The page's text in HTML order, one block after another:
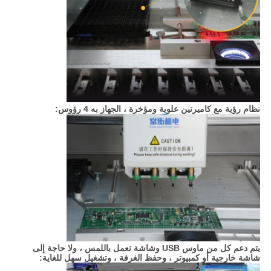
نظام رؤية مع كاميرتين علوية ومؤخرة ، الجهاز به 4 رؤوس:
يتم دعم كل من ماوس USB وشاشة تعمل باللمس ، ولا حاجة إلى
شاشة خارجية أو كمبيوتر ، وحفظ الغرفة ، وتشغيل سهل للغاية: